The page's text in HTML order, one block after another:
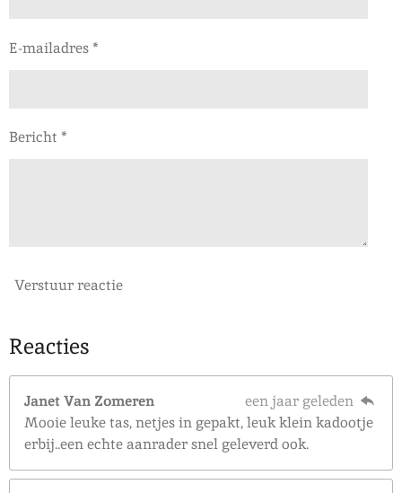
E-mailadres *
Bericht *
Verstuur reactie
Reacties
Janet Van Zomeren
een jaar geleden
Mooie leuke tas, netjes in gepakt, leuk klein kadootje
erbij..een echte aanrader snel geleverd ook.